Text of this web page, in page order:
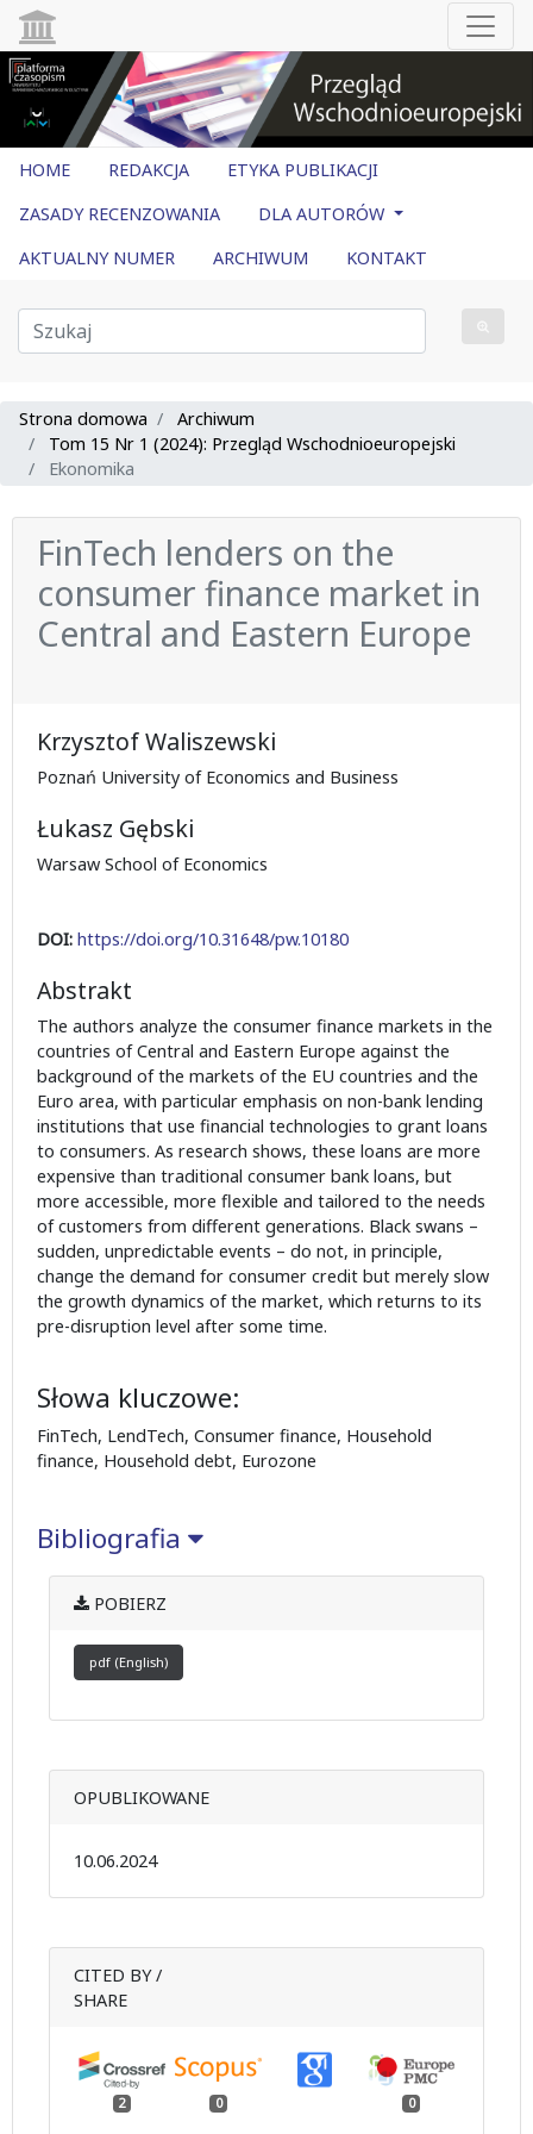
HOME REDAKCJA
ETYKA PUBLIKACJI
ZASADY RECENZOWANIA
DLA AUTORÓW
AKTUALNY NUMER
ARCHIWUM KONTAKT
Strona domowa
Archiwum
Tom 15 Nr 1 (2024): Przegląd Wschodnioeuropejski
Ekonomika
FinTech lenders on the
consumer finance market in
Central and Eastern Europe
Krzysztof Waliszewski
Poznań University of Economics and Business
Łukasz Gębski
Warsaw School of Economics
DOI: https://doi.org/10.31648/pw.10180
Abstrakt
The authors analyze the consumer finance markets in the
countries of Central and Eastern Europe against the
background of the markets of the EU countries and the
Euro area, with particular emphasis on non-bank lending
institutions that use financial technologies to grant loans
to consumers. As research shows, these loans are more
expensive than traditional consumer bank loans, but
more accessible, more flexible and tailored to the needs
of customers from different generations. Black swans –
sudden, unpredictable events – do not, in principle,
change the demand for consumer credit but merely slow
the growth dynamics of the market, which returns to its
pre-disruption level after some time.
Słowa kluczowe:
FinTech, LendTech, Consumer finance, Household
finance, Household debt, Eurozone
Bibliografia
POBIERZ
pdf (English)
OPUBLIKOWANE
10.06.2024
CITED BY /
SHARE
2 0 0